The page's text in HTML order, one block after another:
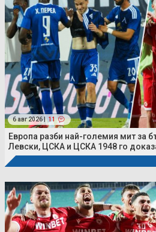
6 авг 2026 | 11
Европа разби най-големия мит за
Левски, ЦСКА и ЦСКА 1948 го